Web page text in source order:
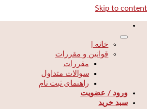
Skip to content
خانه |
قوانین و مقررات
مقررات
سوالات متداول
راهنمای ثبت نام
ورود / عضویت
سبد خرید